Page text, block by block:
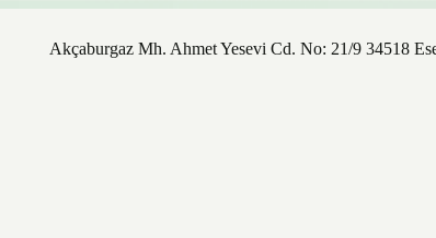
Akçaburgaz Mh. Ahmet Yesevi Cd. No: 21/9 34518